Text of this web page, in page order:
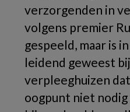
verzorgenden in
volgens premier
gespeeld, maar is
leidend geweest
verpleeghuizen
oogpunt niet nodig